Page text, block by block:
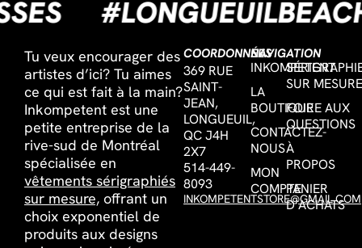
Tu veux encourager des
artistes d’ici? Tu aimes
ce qui est fait à la main?
Inkompetent est une
petite entreprise de la
rive-sud de Montréal
spécialisée en
vêtements sérigraphiés
sur mesure, offrant un
choix exponentiel de
produits aux designs
COORDONNÉES
369 RUE
SAINT-
JEAN,
LONGUEUIL,
QC J4H
2X7
514-449-
8093
INKOMPETENTSTORE@GMAIL.COM
NAVIGATION
INKOMPETENT
LA
BOUTIQUE
CONTACTEZ-
NOUS
MON
COMPTE
SUR
FOIRE AUX
QUESTIONS
À
PROPOS
PANIER
D’ACHATS